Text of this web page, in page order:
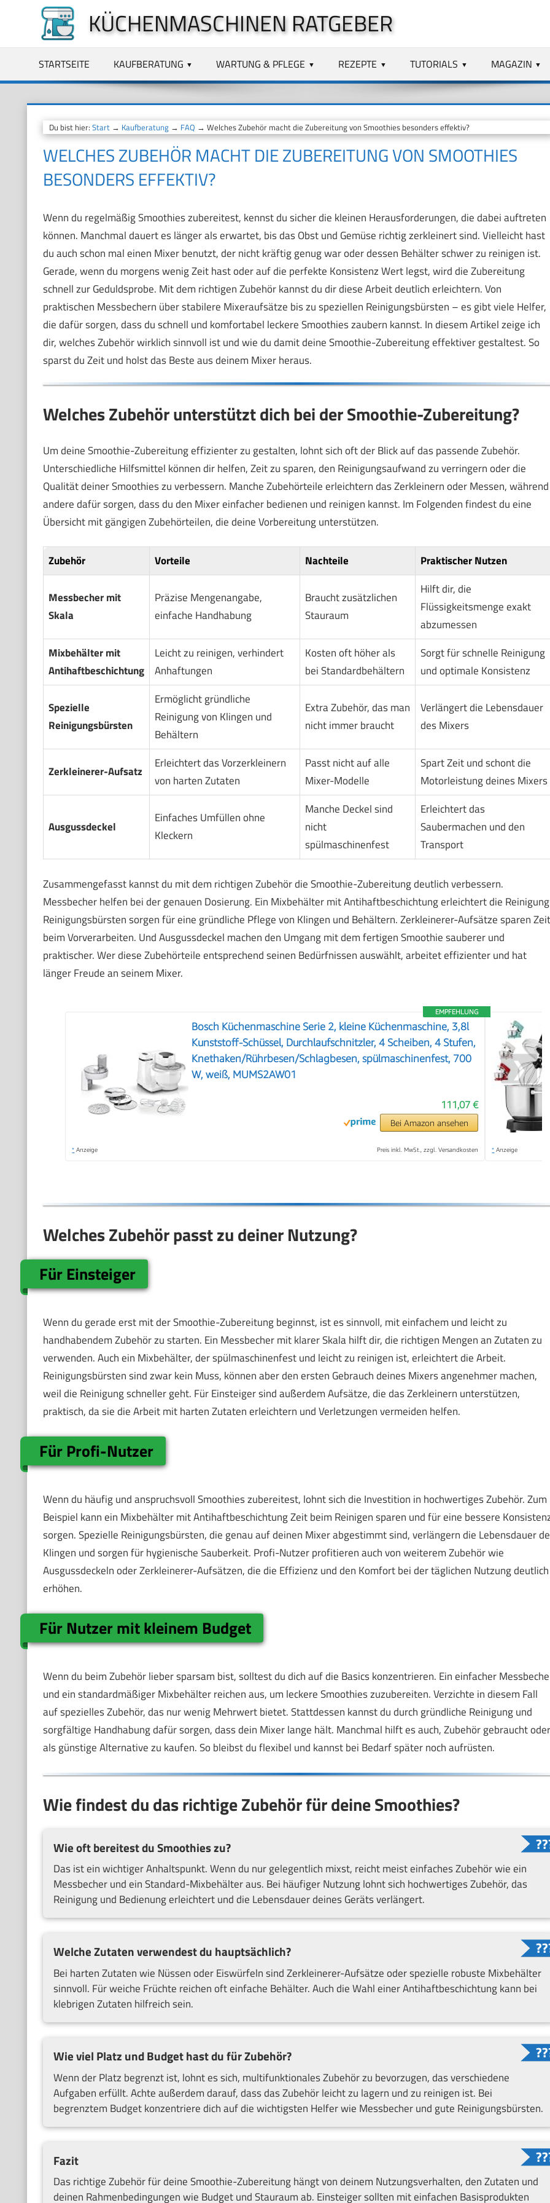
springen
KÜCHENMASCHINEN RATGEBER
STARTSEITE KAUFBERATUNG WARTUNG & PFLEGE REZEPTE TUTORIALS MAGAZIN
Du bist hier: Start→ Kaufberatung→ FAQ → Welches Zubehör macht die Zubereitung von Smoothies besonders effektiv?
WELCHES ZUBEHÖR MACHT DIE ZUBEREITUNG VON SMOOTHIES
BESONDERS EFFEKTIV?
Wenn du regelmäßig Smoothies zubereitest, kennst du sicher die kleinen Herausforderungen, die dabei auftreten
können. Manchmal dauert es länger als erwartet, bis das Obst und Gemüse richtig zerkleinert sind. Vielleicht hast
du auch schon mal einen Mixer benutzt, der nicht kräftig genug war oder dessen Behälter schwer zu reinigen ist.
Gerade, wenn du morgens wenig Zeit hast oder auf die perfekte Konsistenz Wert legst, wird die Zubereitung
schnell zur Geduldsprobe. Mit dem richtigen Zubehör kannst du dir diese Arbeit deutlich erleichtern. Von
praktischen Messbechern über stabilere Mixeraufsätze bis zu speziellen Reinigungsbürsten – es gibt viele Helfer,
die dafür sorgen, dass du schnell und komfortabel leckere Smoothies zaubern kannst. In diesem Artikel zeige ich
dir, welches Zubehör wirklich sinnvoll ist und wie du damit deine Smoothie-Zubereitung effektiver gestaltest. So
sparst du Zeit und holst das Beste aus deinem Mixer heraus.
Welches Zubehör unterstützt dich bei der Smoothie-Zubereitung?
Um deine Smoothie-Zubereitung effizienter zu gestalten, lohnt sich oft der Blick auf das passende Zubehör.
Unterschiedliche Hilfsmittel können dir helfen, Zeit zu sparen, den Reinigungsaufwand zu verringern oder die
Qualität deiner Smoothies zu verbessern. Manche Zubehörteile erleichtern das Zerkleinern oder Messen, während
andere dafür sorgen, dass du den Mixer einfacher bedienen und reinigen kannst. Im Folgenden findest du eine
Übersicht mit gängigen Zubehörteilen, die deine Vorbereitung unterstützen.
Zubehör Vorteile Nachteile Praktischer Nutzen
Messbecher mit
Skala
Präzise Mengenangabe,
einfache Handhabung
Braucht zusätzlichen
Stauraum
Hilft dir, die
Flüssigkeitsmenge exakt
abzumessen
Mixbehälter mit
Antihaftbeschichtung
Leicht zu reinigen, verhindert
Anhaftungen
Kosten oft höher als
bei Standardbehältern
Sorgt für schnelle Reinigung
und optimale Konsistenz
Spezielle
Reinigungsbürsten
Ermöglicht gründliche
Reinigung von Klingen und
Behältern
Extra Zubehör, das man
nicht immer braucht
Verlängert die Lebensdauer
des Mixers
Zerkleinerer-Aufsatz
Erleichtert das Vorzerkleinern
von harten Zutaten
Passt nicht auf alle
Mixer-Modelle
Spart Zeit und schont die
Motorleistung deines Mixers
Ausgussdeckel
Einfaches Umfüllen ohne
Kleckern
Manche Deckel sind
nicht
spülmaschinenfest
Erleichtert das
Saubermachen und den
Transport
Zusammengefasst kannst du mit dem richtigen Zubehör die Smoothie-Zubereitung deutlich verbessern.
Messbecher helfen bei der genauen Dosierung. Ein Mixbehälter mit Antihaftbeschichtung erleichtert die
Reinigungsbürsten sorgen für eine gründliche Pflege von Klingen und Behältern. Zerkleinerer-Aufsätze sparen Zeit
beim Vorverarbeiten. Und Ausgussdeckel machen den Umgang mit dem fertigen Smoothie sauberer und
praktischer. Wer diese Zubehörteile entsprechend seinen Bedürfnissen auswählt, arbeitet effizienter und hat
länger Freude an seinem Mixer.
EMPFEHLUNG
Bosch Küchenmaschine Serie 2, kleine Küchenmaschine, 3,8l
Kunststoff-Schüssel, Durchlaufschnitzler, 4 Scheiben, 4 Stufen,
Knethaken/Rührbesen/Schlagbesen, spülmaschinenfest, 700
W, weiß, MUMS2AW01
111,07 €
Bei Amazon ansehen
* Anzeige Preis inkl. MwSt., zzgl. Versandkosten * Anzeige
❯
Welches Zubehör passt zu deiner Nutzung?
Für Einsteiger
Wenn du gerade erst mit der Smoothie-Zubereitung beginnst, ist es sinnvoll, mit einfachem und leicht zu
handhabendem Zubehör zu starten. Ein Messbecher mit klarer Skala hilft dir, die richtigen Mengen an Zutaten zu
verwenden. Auch ein Mixbehälter, der spülmaschinenfest und leicht zu reinigen ist, erleichtert die Arbeit.
Reinigungsbürsten sind zwar kein Muss, können aber den ersten Gebrauch deines Mixers angenehmer machen,
weil die Reinigung schneller geht. Für Einsteiger sind außerdem Aufsätze, die das Zerkleinern unterstützen,
praktisch, da sie die Arbeit mit harten Zutaten erleichtern und Verletzungen vermeiden helfen.
Für Profi-Nutzer
Wenn du häufig und anspruchsvoll Smoothies zubereitest, lohnt sich die Investition in hochwertiges Zubehör. Zum
Beispiel kann ein Mixbehälter mit Antihaftbeschichtung Zeit beim Reinigen sparen und für eine bessere
sorgen. Spezielle Reinigungsbürsten, die genau auf deinen Mixer abgestimmt sind, verlängern die Lebensdauer
Klingen und sorgen für hygienische Sauberkeit. Profi-Nutzer profitieren auch von weiterem Zubehör wie
Ausgussdeckeln oder Zerkleinerer-Aufsätzen, die die Effizienz und den Komfort bei der täglichen Nutzung deutlich
erhöhen.
Für Nutzer mit kleinem Budget
Wenn du beim Zubehör lieber sparsam bist, solltest du dich auf die Basics konzentrieren. Ein einfacher
und ein standardmäßiger Mixbehälter reichen aus, um leckere Smoothies zuzubereiten. Verzichte in diesem Fall
auf spezielles Zubehör, das nur wenig Mehrwert bietet. Stattdessen kannst du durch gründliche Reinigung und
sorgfältige Handhabung dafür sorgen, dass dein Mixer lange hält. Manchmal hilft es auch, Zubehör gebraucht oder
als günstige Alternative zu kaufen. So bleibst du flexibel und kannst bei Bedarf später noch aufrüsten.
Wie findest du das richtige Zubehör für deine Smoothies?
Wie oft bereitest du Smoothies zu?
Das ist ein wichtiger Anhaltspunkt. Wenn du nur gelegentlich mixst, reicht meist einfaches Zubehör wie ein
Messbecher und ein Standard-Mixbehälter aus. Bei häufiger Nutzung lohnt sich hochwertiges Zubehör, das
Reinigung und Bedienung erleichtert und die Lebensdauer deines Geräts verlängert.
Welche Zutaten verwendest du hauptsächlich?
Bei harten Zutaten wie Nüssen oder Eiswürfeln sind Zerkleinerer-Aufsätze oder spezielle robuste Mixbehälter
sinnvoll. Für weiche Früchte reichen oft einfache Behälter. Auch die Wahl einer Antihaftbeschichtung kann bei
klebrigen Zutaten hilfreich sein.
Wie viel Platz und Budget hast du für Zubehör?
Wenn der Platz begrenzt ist, lohnt es sich, multifunktionales Zubehör zu bevorzugen, das verschiedene
Aufgaben erfüllt. Achte außerdem darauf, dass das Zubehör leicht zu lagern und zu reinigen ist. Bei
begrenztem Budget konzentriere dich auf die wichtigsten Helfer wie Messbecher und gute Reinigungsbürsten.
Fazit
Das richtige Zubehör für deine Smoothie-Zubereitung hängt von deinem Nutzungsverhalten, den Zutaten und
deinen Rahmenbedingungen wie Budget und Stauraum ab. Einsteiger sollten mit einfachen Basisprodukten